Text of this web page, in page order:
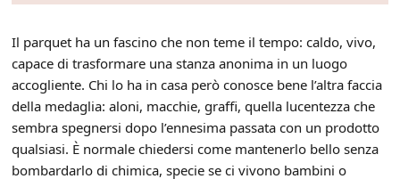
Il parquet ha un fascino che non teme il tempo: caldo, vivo,
capace di trasformare una stanza anonima in un luogo
accogliente. Chi lo ha in casa però conosce bene l’altra faccia
della medaglia: aloni, macchie, graffi, quella lucentezza che
sembra spegnersi dopo l’ennesima passata con un prodotto
qualsiasi. È normale chiedersi come mantenerlo bello senza
bombardarlo di chimica, specie se ci vivono bambini o